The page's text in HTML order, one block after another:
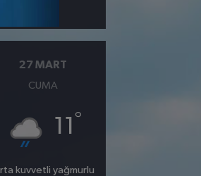
27 MART
CUMA
11 °
kuvvetli yağmurlu